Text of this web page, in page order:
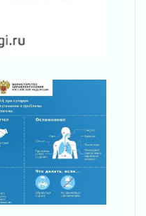
к 150-